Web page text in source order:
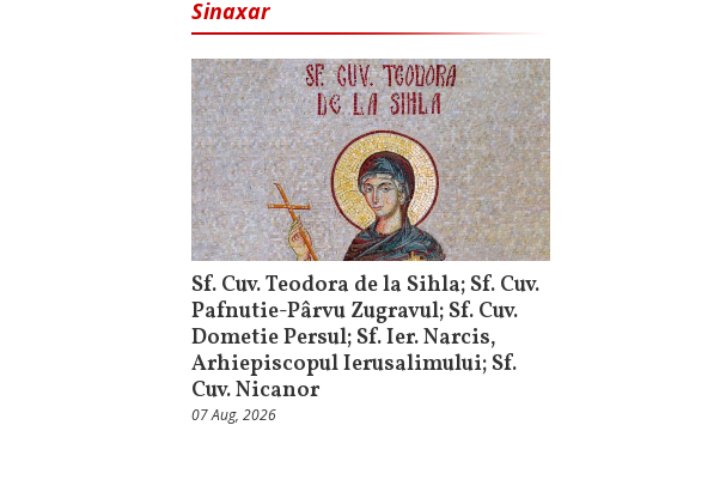
Sinaxar
Sf. Cuv. Teodora de la Sihla; Sf. Cuv.
Pafnutie-Pârvu Zugravul; Sf. Cuv.
Dometie Persul; Sf. Ier. Narcis,
Arhiepiscopul Ierusalimului; Sf.
Cuv. Nicanor
07 Aug, 2026